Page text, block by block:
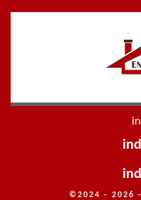
©2024 - 2026 -